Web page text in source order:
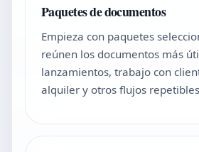
Paquetes de documentos
Empieza con paquetes
reúnen los documentos más
lanzamientos, trabajo con
alquiler y otros flujos